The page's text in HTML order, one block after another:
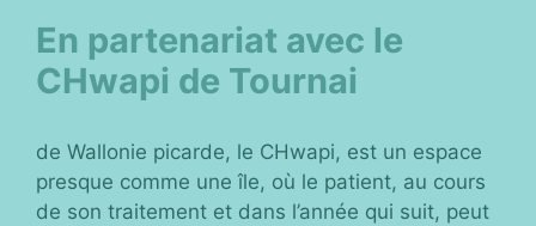
En partenariat avec le
CHwapi de Tournai
de Wallonie picarde, le CHwapi, est un espace
presque comme une île, où le patient, au cours
de son traitement et dans l’année qui suit, peut